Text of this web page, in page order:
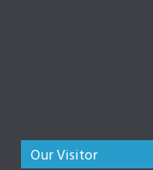
Our Visitor